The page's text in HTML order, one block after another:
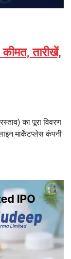
तारीखें,
का पूरा विवरण
मार्केटप्लेस कंपनी